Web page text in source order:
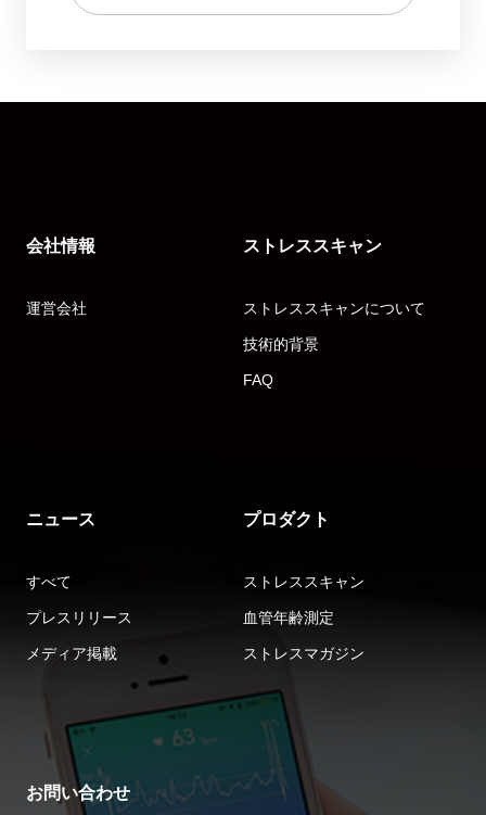
会社情報
運営会社
ストレススキャン
ストレススキャンについて
技術的背景
FAQ
ニュース
すべて
プレスリリース
メディア掲載
プロダクト
ストレススキャン
血管年齢測定
ストレスマガジン
お問い合わせ